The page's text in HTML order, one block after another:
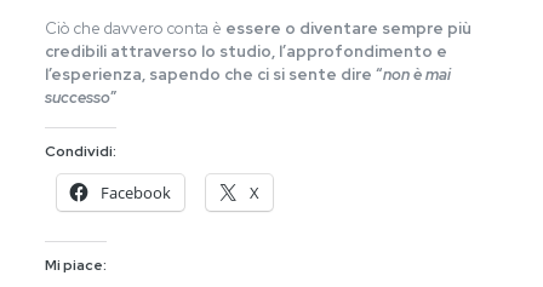
Ciò che davvero conta è essere o diventare sempre più
credibili attraverso lo studio, l’approfondimento e
l’esperienza, sapendo che ci si sente dire “non è mai
successo”
Condividi:
Facebook X
Mi piace: